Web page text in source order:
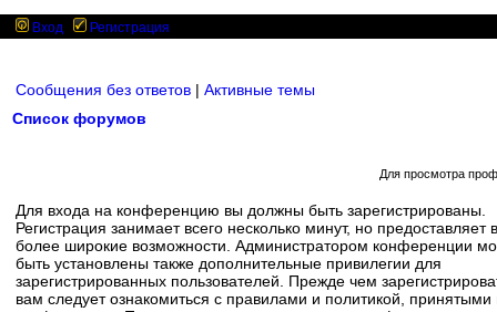
Вход Регистрация
Сообщения без ответов | Активные темы
Список форумов
Для просмотра
Для входа на конференцию вы должны быть зарегистрированы.
Регистрация занимает всего несколько минут, но предоставляет
более широкие возможности. Администратором конференции
быть установлены также дополнительные привилегии для
зарегистрированных пользователей. Прежде чем
вам следует ознакомиться с правилами и политикой, принятыми